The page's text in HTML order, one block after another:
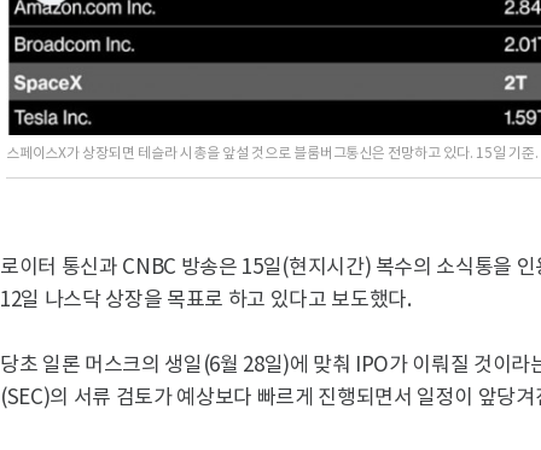
스페이스X가 상장되면 테슬라 시총을 앞설 것으로 블룸버그통신은 전망하고 있다. 15일 기준
로이터 통신과 CNBC 방송은 15일(현지시간) 복수의 소식통을
12일 나스닥 상장을 목표로 하고 있다고 보도했다.
당초 일론 머스크의 생일(6월 28일)에 맞춰 IPO가 이뤄질 것이
(SEC)의 서류 검토가 예상보다 빠르게 진행되면서 일정이 앞당